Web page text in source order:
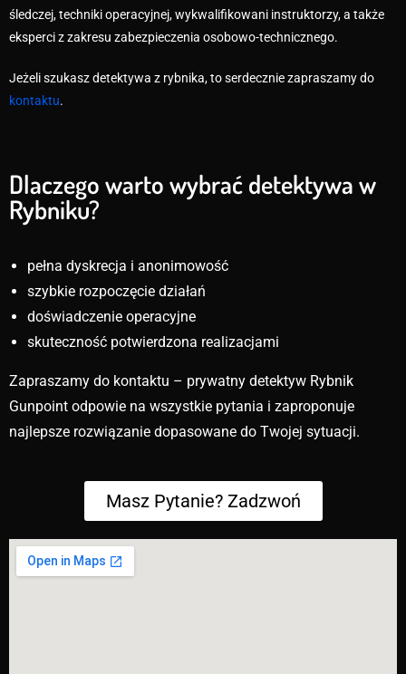
śledczej, techniki operacyjnej, wykwalifikowani instruktorzy, a także
eksperci z zakresu zabezpieczenia osobowo-technicznego.
Jeżeli szukasz detektywa z rybnika, to serdecznie zapraszamy do
kontaktu.
Dlaczego warto wybrać detektywa w
Rybniku?
pełna dyskrecja i anonimowość
szybkie rozpoczęcie działań
doświadczenie operacyjne
skuteczność potwierdzona realizacjami
Zapraszamy do kontaktu – prywatny detektyw Rybnik
Gunpoint odpowie na wszystkie pytania i zaproponuje
najlepsze rozwiązanie dopasowane do Twojej sytuacji.
Masz Pytanie? Zadzwoń